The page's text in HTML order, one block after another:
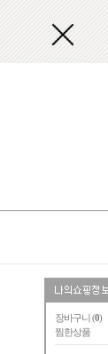
장바구니 (0)
찜한상품